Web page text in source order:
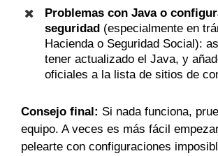
Problemas con Java o
seguridad (especialmente en
Hacienda o Seguridad Social):
tener actualizado el Java, y
oficiales a la lista de sitios de
Consejo final: Si nada funciona,
equipo. A veces es más fácil
pelearte con configuraciones